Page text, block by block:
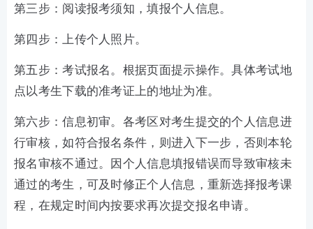
第三步：阅读报考须知，填报个人信息。
第四步：上传个人照片。
第五步：考试报名。根据页面提示操作。具体考试地
点以考生下载的准考证上的地址为准。
第六步：信息初审。各考区对考生提交的个人信息进
行审核，如符合报名条件，则进入下一步，否则本轮
报名审核不通过。因个人信息填报错误而导致审核未
通过的考生，可及时修正个人信息，重新选择报考课
程，在规定时间内按要求再次提交报名申请。